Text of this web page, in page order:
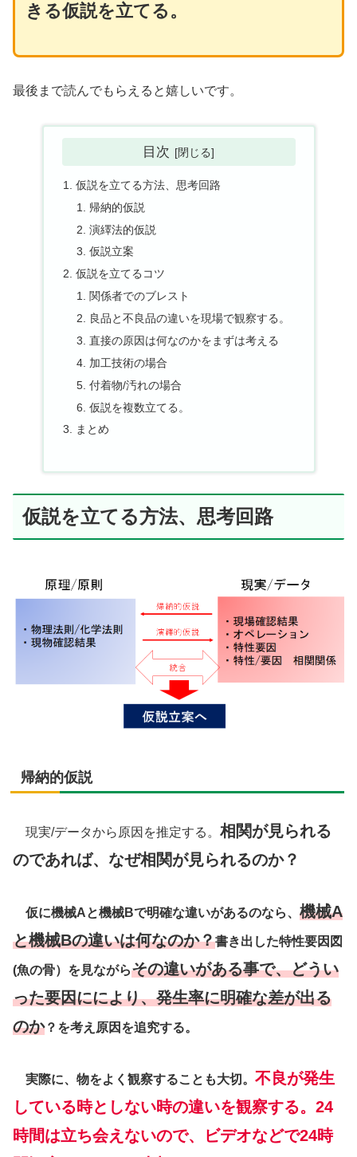
きる仮説を立てる。
最後まで読んでもらえると嬉しいです。
目次
仮説を立てる方法、思考回路
帰納的仮説
演繹法的仮説
仮説立案
仮説を立てるコツ
関係者でのブレスト
良品と不良品の違いを現場で観察する。
直接の原因は何なのかをまずは考える
加工技術の場合
付着物/汚れの場合
仮説を複数立てる。
まとめ
仮説を立てる方法、思考回路
帰納的仮説
現実/データから原因を推定する。 相関が見られる
のであれば、なぜ相関が見られるのか？
仮に機械Aと機械Bで明確な違いがあるのなら、 機械A
と機械Bの違いは何なのか？書き出した特性要因図
(魚の骨）を見ながらその違いがある事で、どうい
った要因ににより、発生率に明確な差が出る
のか？を考え原因を追究する。
実際に、物をよく観察することも大切。 不良が発生
している時としない時の違いを観察する。24
時間は立ち会えないので、ビデオなどで24時